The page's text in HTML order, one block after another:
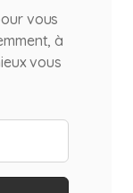
vous
à
vous